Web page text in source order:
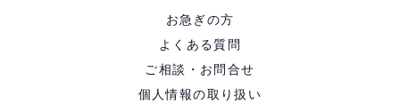
お急ぎの方
よくある質問
ご相談・お問合せ
個人情報の取り扱い